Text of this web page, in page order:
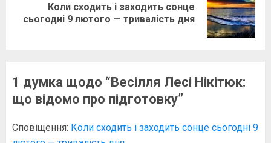
Наступний
запис:
Коли сходить і заходить сонце
сьогодні 9 лютого — тривалість дня
1 думка щодо “Весілля Лесі Нікітюк:
що відомо про підготовку”
Сповіщення: Коли сходить і заходить сонце сьогодні 9